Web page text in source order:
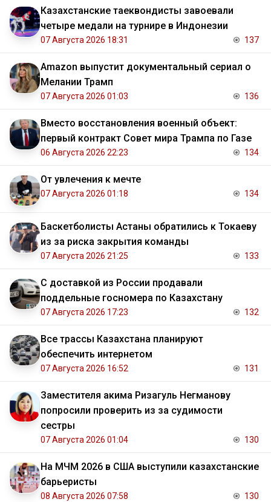
Казахстанские таеквондисты завоевали
четыре медали на турнире в Индонезии
07 Августа 2026 18:31 137
Amazon выпустит документальный сериал о
Мелании Трамп
07 Августа 2026 01:03 136
Вместо восстановления военный объект:
первый контракт Совет мира Трампа по Газе
06 Августа 2026 22:23 134
От увлечения к мечте
07 Августа 2026 01:18 134
Баскетболисты Астаны обратились к Токаеву
из за риска закрытия команды
07 Августа 2026 21:25 133
С доставкой из России продавали
поддельные госномера по Казахстану
07 Августа 2026 17:23 132
Все трассы Казахстана планируют
обеспечить интернетом
07 Августа 2026 16:52 131
Заместителя акима Ризагуль Негманову
попросили проверить из за судимости
сестры
07 Августа 2026 01:04 130
На МЧМ 2026 в США выступили казахстанские
барьеристы
08 Августа 2026 07:58 130